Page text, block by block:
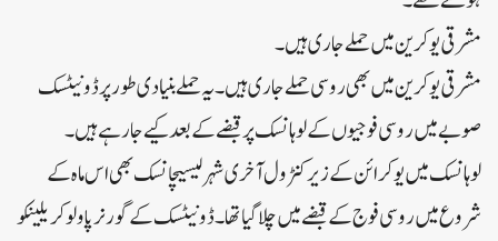
مشرقی یوکرین میں حملے جاری ہیں۔
مشرقی یوکرین میں بھی روسی حملے جاری ہیں۔یہ حملے بنیادی طور پر ڈونیٹسک
صوبے میں روسی فوجیوں کے لوہانسک پر قبضے کے بعد کیے جا رہے ہیں۔
لوہانسک میں یوکرائن کے زیر کنٹرول آخری شہر لیسیچانسک بھی اس ماہ کے
شروع میں روسی فوج کے قبضے میں چلا گیا تھا۔ڈونیٹسک کے گورنر پاولو کریلینکو